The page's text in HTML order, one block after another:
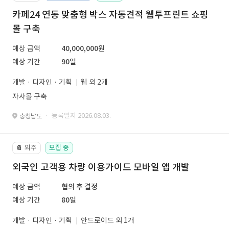
카페24 연동 맞춤형 박스 자동견적 웹투프린트 쇼핑
몰 구축
예상 금액
40,000,000원
예상 기간
90일
개발 · 디자인 · 기획
웹 외 2개
자사몰 구축
충청남도 · 등록일자 2026.08.03.
📔 외주 모집 중
외국인 고객용 차량 이용가이드 모바일 앱 개발
예상 금액
협의 후 결정
예상 기간
80일
개발 · 디자인 · 기획
안드로이드 외 1개